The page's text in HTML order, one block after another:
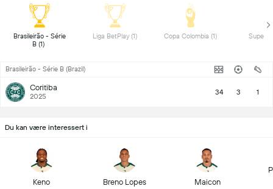
Brasileirão - Série
Brasileirão - Série B (Brazil)
Coritiba
2025 34 3 1
Du kan være interessert i
Keno Breno Lopes Maicon